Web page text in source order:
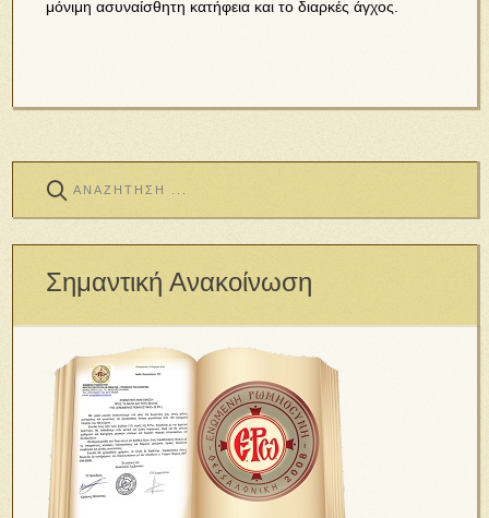
μόνιμη ασυναίσθητη κατήφεια και το διαρκές άγχος.
Σημαντική Ανακοίνωση